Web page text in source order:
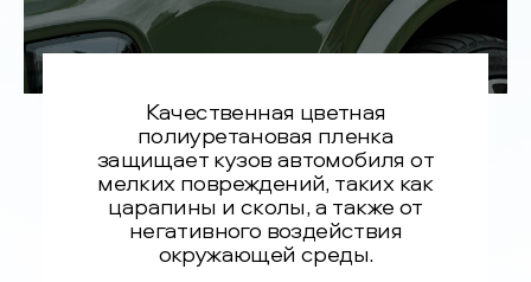
Качественная цветная
полиуретановая пленка
защищает кузов автомобиля от
мелких повреждений, таких как
царапины и сколы, а также от
негативного воздействия
окружающей среды.